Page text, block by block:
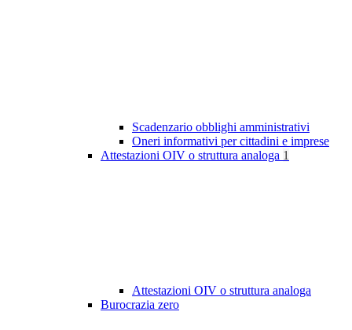
Scadenzario obblighi amministrativi
Oneri informativi per cittadini e imprese
Attestazioni OIV o struttura analoga 1
Attestazioni OIV o struttura analoga
Burocrazia zero